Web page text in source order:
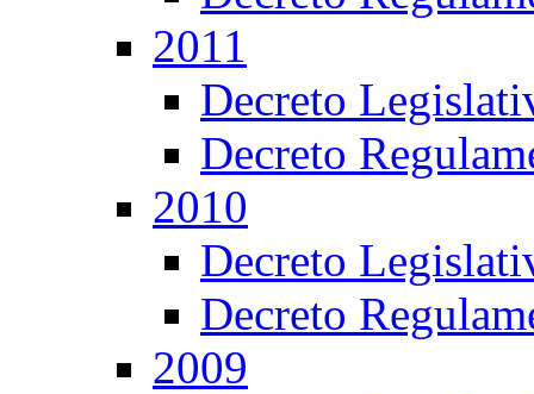
2011
Decreto
Decreto
2010
Decreto
Decreto
2009